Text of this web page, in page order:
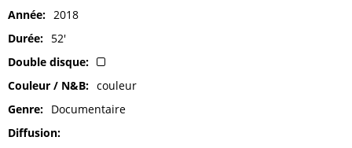
Année
2018
Durée
52'
Double disque
Couleur / N&B
couleur
Genre
Documentaire
Diffusion